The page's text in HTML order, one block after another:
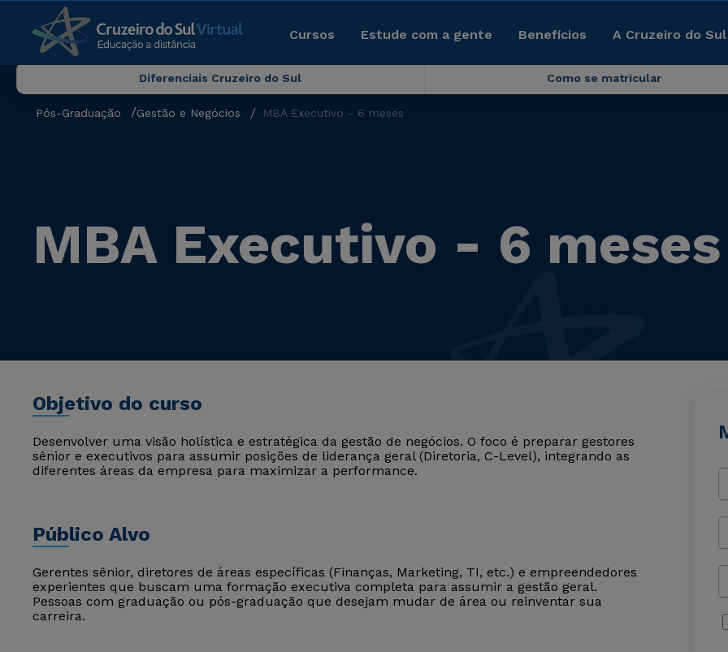
Cursos Estude com a gente Benefícios A Cruzeiro do
Diferenciais Cruzeiro do Sul Como se matricular
Pós-Graduação Gestão e Negócios MBA Executivo - 6 meses
MBA Executivo - 6 meses
Objetivo do curso
Desenvolver uma visão holística e estratégica da gestão de negócios. O foco é preparar gestores
sênior e executivos para assumir posições de liderança geral (Diretoria, C-Level), integrando as
diferentes áreas da empresa para maximizar a performance.
Público Alvo
Gerentes sênior, diretores de áreas específicas (Finanças, Marketing, TI, etc.) e empreendedores
experientes que buscam uma formação executiva completa para assumir a gestão geral.
Pessoas com graduação ou pós-graduação que desejam mudar de área ou reinventar sua
carreira.